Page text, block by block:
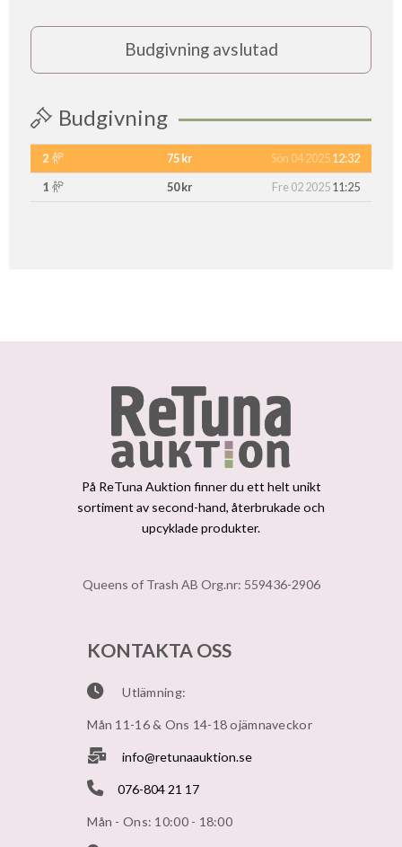
Budgivning avslutad
Budgivning
2 75 kr Sön 04 202512:32
1
50 kr Fre 02 202511:25
På ReTuna Auktion finner du ett helt unikt
sortiment av second-hand, återbrukade och
upcyklade produkter.
Queens of Trash AB Org.nr: 559436-2906
KONTAKTA OSS
Utlämning:
Mån 11-16 & Ons 14-18 ojämnaveckor
info@retunaauktion.se
076-804 21 17
Mån - Ons: 10:00 - 18:00